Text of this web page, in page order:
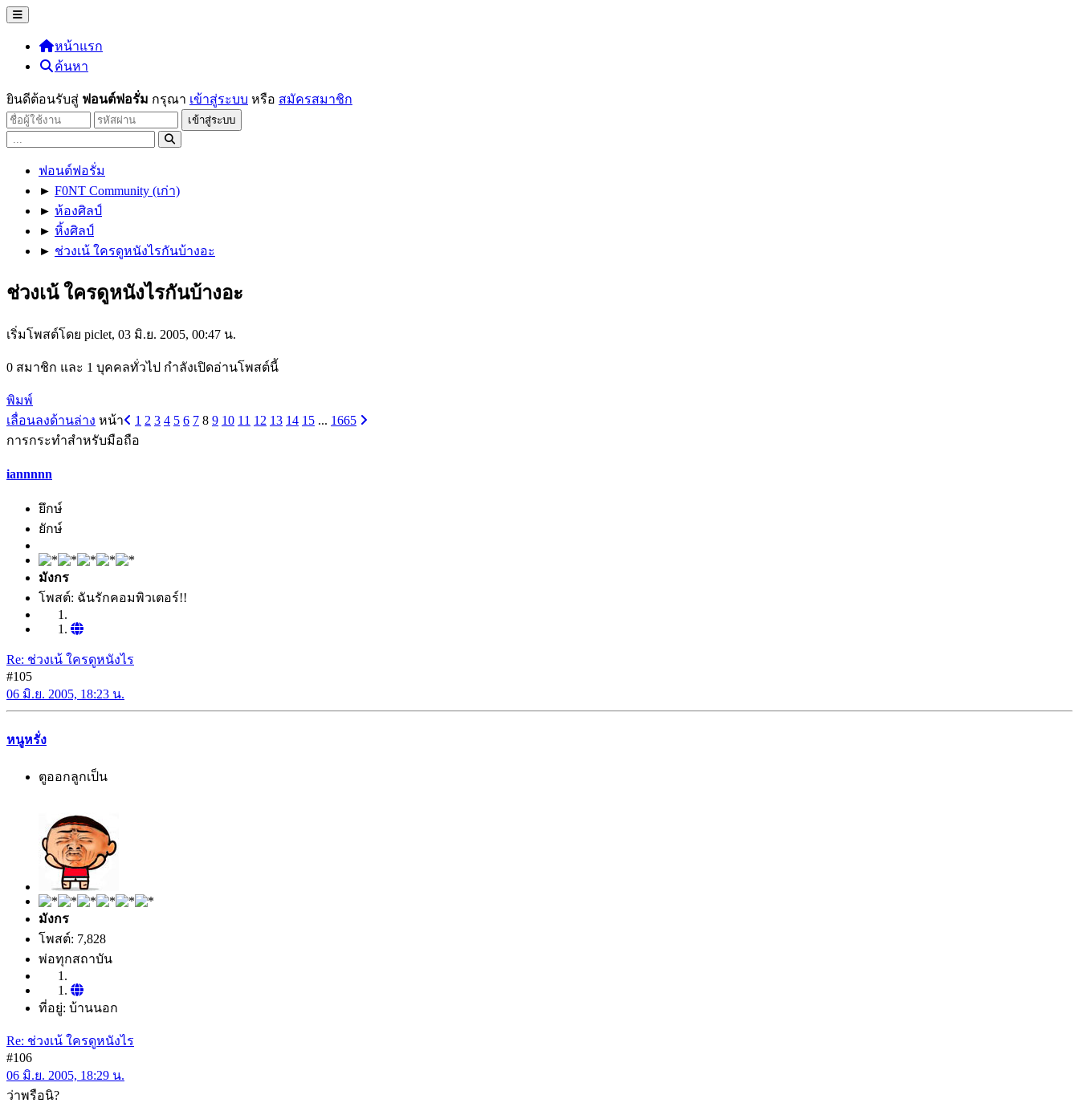
หน้าแรก
ค้นหา
ยินดีต้อนรับสู่ ฟอนต์ฟอรั่ม กรุณา เข้าสู่ระบบ หรือ สมัครสมาชิก
ฟอนต์ฟอรั่ม
► F0NT Community (เก่า)
► ห้องศิลป์
► หิ้งศิลป์
► ช่วงเน้ ใครดูหนังไรกันบ้างอะ
ช่วงเน้ ใครดูหนังไรกันบ้างอะ
เริ่มโพสต์โดย piclet, 03 มิ.ย. 2005, 00:47 น.
0 สมาชิก และ 1 บุคคลทั่วไป กำลังเปิดอ่านโพสต์นี้
พิมพ์
เลื่อนลงด้านล่าง หน้า 1 2 3 4 5 6 7 8 9 10 11 12 13 14 15 ... 1665
การกระทำสำหรับมือถือ
iannnnn
ยึกษ์
ยักษ์
มังกร
โพสต์: ฉันรักคอมพิวเตอร์!!
Re: ช่วงเน้ ใครดูหนังไร
#105
06 มิ.ย. 2005, 18:23 น.
หนูหรั่ง
ตูออกลูกเป็น
มังกร
โพสต์: 7,828
พ่อทุกสถาบัน
ที่อยู่: บ้านนอก
Re: ช่วงเน้ ใครดูหนังไร
#106
06 มิ.ย. 2005, 18:29 น.
ว่าพรือนิ?